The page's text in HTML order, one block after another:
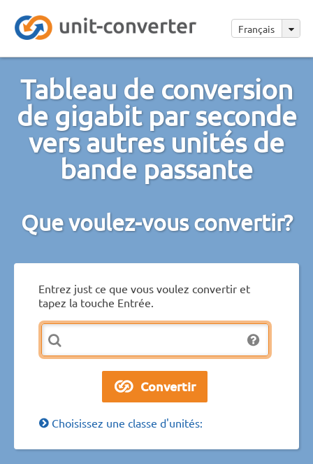
Français
Tableau de conversion
de gigabit par seconde
vers autres unités de
bande passante
Que voulez-vous convertir?
Entrez just ce que vous voulez convertir et
tapez la touche Entrée.
Choisissez une classe d'unités: